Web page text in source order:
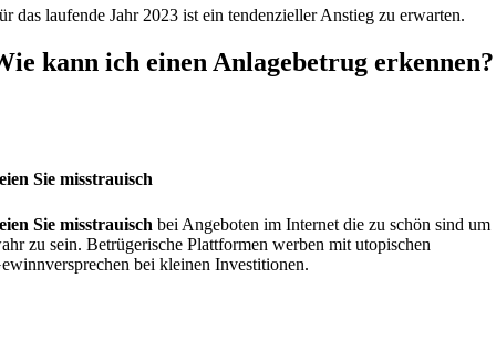
das laufende Jahr 2023 ist ein tendenzieller Anstieg zu erwarten.
kann ich einen Anlagebetrug erkennen?
Sie misstrauisch
Sie misstrauisch bei Angeboten im Internet die zu schön sind um
zu sein. Betrügerische Plattformen werben mit utopischen
bei kleinen Investitionen.